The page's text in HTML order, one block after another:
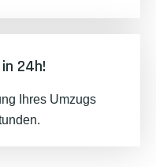
24h!
Ihres Umzugs